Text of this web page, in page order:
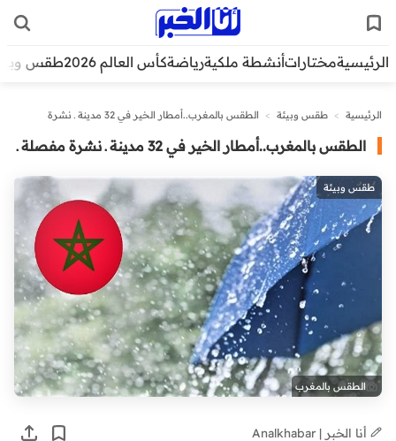
الرئيسيةمختاراتأنشطة ملكيةرياضةكأس العالم 2026 طقس
الرئيسية > طقس وبيئة >
الطقس بالمغرب..أمطار الخير في 32 مدينة ـ نشرة
الطقس بالمغرب..أمطار الخير في 32 مدينة ـ نشرة مفصلة ـ
طقس وبيئة
الطقس بالمغرب
أنا الخبر | Analkhabar